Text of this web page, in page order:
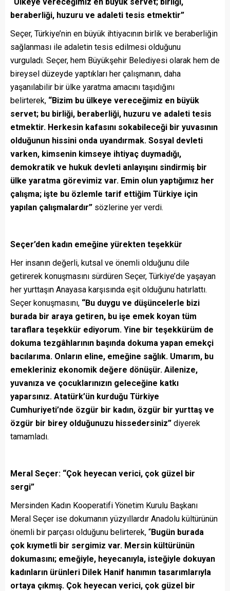
beraberliği, huzuru ve adaleti tesis etmektir”
Seçer, Türkiye’nin en büyük ihtiyacının birlik ve beraberliğin
sağlanması ile adaletin tesis edilmesi olduğunu
vurguladı. Seçer, hem Büyükşehir Belediyesi olarak hem de
bireysel düzeyde yaptıkları her çalışmanın, daha
yaşanılabilir bir ülke yaratma amacını taşıdığını
belirterek, “Bizim bu ülkeye vereceğimiz en büyük
servet; bu birliği, beraberliği, huzuru ve adaleti tesis
etmektir. Herkesin kafasını sokabileceği bir yuvasının
olduğunun hissini onda uyandırmak. Sosyal devleti
varken, kimsenin kimseye ihtiyaç duymadığı,
demokratik ve hukuk devleti anlayışını sindirmiş bir
ülke yaratma görevimiz var. Emin olun yaptığımız her
çalışma; işte bu özlemle tarif ettiğim Türkiye için
yapılan çalışmalardır” sözlerine yer verdi.
Seçer’den kadın emeğine yürekten teşekkür
Her insanın değerli, kutsal ve önemli olduğunu dile
getirerek konuşmasını sürdüren Seçer, Türkiye’de yaşayan
her yurttaşın Anayasa karşısında eşit olduğunu hatırlattı.
Seçer konuşmasını, “Bu duygu ve düşüncelerle bizi
burada bir araya getiren, bu işe emek koyan tüm
taraflara teşekkür ediyorum. Yine bir teşekkürüm de
dokuma tezgâhlarının başında dokuma yapan emekçi
bacılarıma. Onların eline, emeğine sağlık. Umarım, bu
emekleriniz ekonomik değere dönüşür. Ailenize,
yuvanıza ve çocuklarınızın geleceğine katkı
yaparsınız. Atatürk’ün kurduğu Türkiye
Cumhuriyeti’nde özgür bir kadın, özgür bir yurttaş ve
özgür bir birey olduğunuzu hissedersiniz” diyerek
tamamladı.
Meral Seçer: “Çok heyecan verici, çok güzel bir
sergi”
Mersinden Kadın Kooperatifi Yönetim Kurulu Başkanı
Meral Seçer ise dokumanın yüzyıllardır Anadolu kültürünün
önemli bir parçası olduğunu belirterek, “Bugün burada
çok kıymetli bir sergimiz var. Mersin kültürünün
dokumasını; emeğiyle, heyecanıyla, isteğiyle dokuyan
kadınların ürünleri Dilek Hanif hanımın tasarımlarıyla
ortaya çıkmış. Çok heyecan verici, çok güzel bir